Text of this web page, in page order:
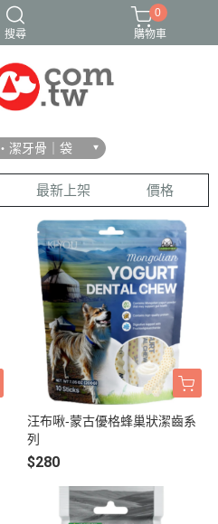
搜尋
0
購物車
・潔牙骨｜袋
最新上架 價格
汪布啾-蒙古優格蜂巢狀潔齒系
列
$280